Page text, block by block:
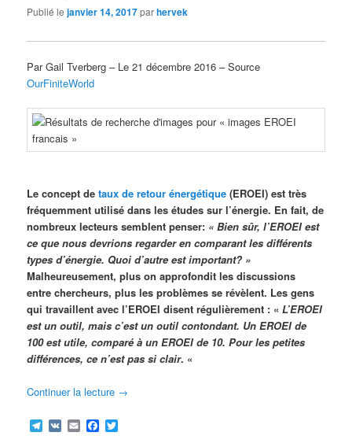
Publié lejanvier 14, 2017parhervek
Par Gail Tverberg – Le 21 décembre 2016 – Source
OurFiniteWorld
Le concept detaux de retour énergétique (EROEI) est très
fréquemment utilisé dans les études sur l’énergie. En fait, de
nombreux lecteurs semblent penser: « Bien sûr, l’EROEI est
ce que nous devrions regarder en comparant les différents
types d’énergie. Quoi d’autre est important? »
Malheureusement, plus on approfondit les discussions
entre chercheurs, plus les problèmes se révèlent. Les gens
qui travaillent avec l’EROEI disent régulièrement : «L’EROEI
est un outil, mais c’est un outil contondant. Un EROEI de
100 est utile, comparé à un EROEI de 10. Pour les petites
différences, ce n’est pas si clair. «
Continuer la lecture →
Telegram
VK EmailFacebook